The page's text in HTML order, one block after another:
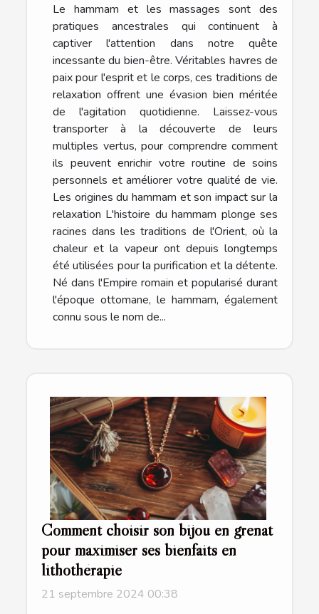
Le hammam et les massages sont des
pratiques ancestrales qui continuent à
captiver l'attention dans notre quête
incessante du bien-être. Véritables havres de
paix pour l'esprit et le corps, ces traditions de
relaxation offrent une évasion bien méritée
de l'agitation quotidienne. Laissez-vous
transporter à la découverte de leurs
multiples vertus, pour comprendre comment
ils peuvent enrichir votre routine de soins
personnels et améliorer votre qualité de vie.
Les origines du hammam et son impact sur la
relaxation L'histoire du hammam plonge ses
racines dans les traditions de l'Orient, où la
chaleur et la vapeur ont depuis longtemps
été utilisées pour la purification et la détente.
Né dans l'Empire romain et popularisé durant
l'époque ottomane, le hammam, également
connu sous le nom de...
Comment choisir son bijou en grenat
pour maximiser ses bienfaits en
lithothérapie
21 septembre 2024 00:38